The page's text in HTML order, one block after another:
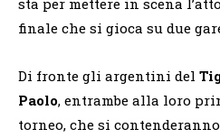
finale che si gioca su due
Di fronte gli argentini del
Paolo, entrambe alla loro
torneo, che si